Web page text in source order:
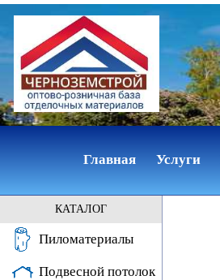
Главная Услуги
КАТАЛОГ
Пиломатериалы
Подвесной потолок